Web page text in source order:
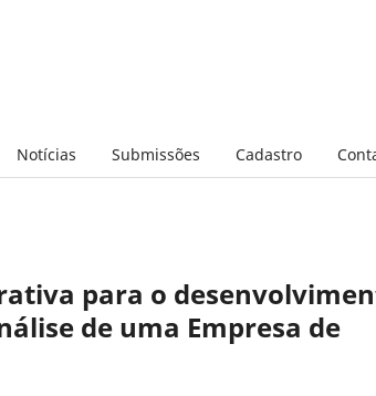
Notícias Submissões Cadastro
para o
de uma Empresa de